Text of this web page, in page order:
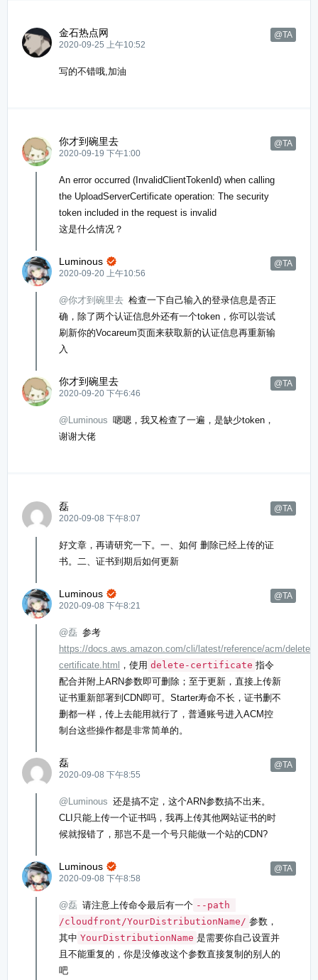
金石热点网
@TA
2020-09-25 上午10:52
写的不错哦,加油
你才到碗里去
@TA
2020-09-19 下午1:00
An error occurred (InvalidClientTokenId) when calling
the UploadServerCertificate operation: The security
token included in the request is invalid
这是什么情况？
Luminous @TA

2020-09-20 上午10:56
@你才到碗里去 检查一下自己输入的登录信息是否正
确，除了两个认证信息外还有一个token，你可以尝试
刷新你的Vocareum页面来获取新的认证信息再重新输
入
你才到碗里去
@TA
2020-09-20 下午6:46
@Luminous 嗯嗯，我又检查了一遍，是缺少token，
谢谢大佬
磊
@TA
2020-09-08 下午8:07
好文章，再请研究一下。一、如何 删除已经上传的证
书。二、证书到期后如何更新
Luminous @TA

2020-09-08 下午8:21
@磊 参考
https://docs.aws.amazon.com/cli/latest/reference/acm/delete-
certificate.html ，使用 delete-certificate 指令
配合并附上ARN参数即可删除；至于更新，直接上传新
证书重新部署到CDN即可。Starter寿命不长，证书删不
删都一样，传上去能用就行了，普通账号进入ACM控
制台这些操作都是非常简单的。
磊
@TA
2020-09-08 下午8:55
@Luminous 还是搞不定，这个ARN参数搞不出来。
CLI只能上传一个证书吗，我再上传其他网站证书的时
候就报错了，那岂不是一个号只能做一个站的CDN?
Luminous @TA

2020-09-08 下午8:58
@磊 请注意上传命令最后有一个 --path
/cloudfront/YourDistributionName/ 参数，
其中 YourDistributionName 是需要你自己设置并
且不能重复的，你是没修改这个参数直接复制的别人的
吧